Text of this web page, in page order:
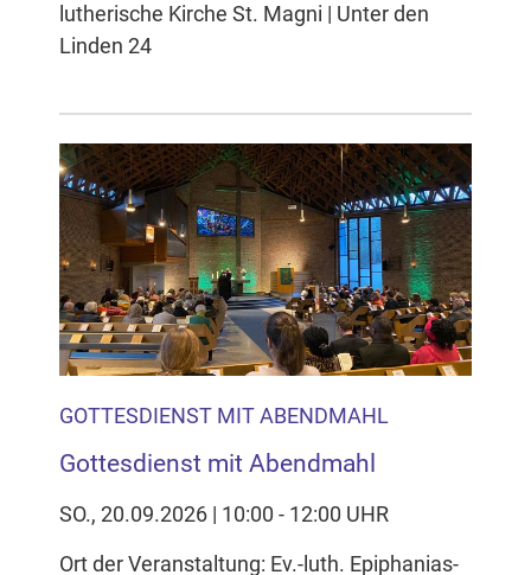
lutherische Kirche St. Magni | Unter den
Linden 24
GOTTESDIENST MIT ABENDMAHL
Gottesdienst mit Abendmahl
SO., 20.09.2026 | 10:00 - 12:00 UHR
Ort der Veranstaltung: Ev.-luth. Epiphanias-